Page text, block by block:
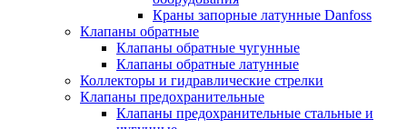
Краны запорные латунные Danfoss
Клапаны обратные
Клапаны обратные чугунные
Клапаны обратные латунные
Коллекторы и гидравлические стрелки
Клапаны предохранительные
Клапаны предохранительные стальные и